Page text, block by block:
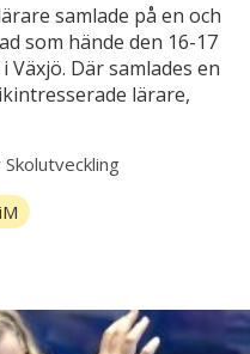
samlade på en och
som hände den 16-17
Där samlades en
lärare,
för att ta del av
och möta närmare